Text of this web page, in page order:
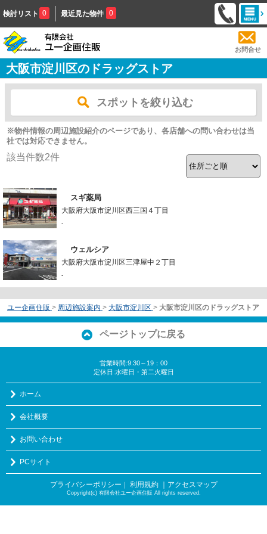
検討リスト 0 最近見た物件 0
お問合せ
大阪市淀川区のドラッグストア
スポットを絞り込む
※物件情報の周辺施設紹介のページであり、各店舗への問い合わせは当
社では対応できません。
該当件数2件
スギ薬局
大阪府大阪市淀川区西三国４丁目
-
ウェルシア
大阪府大阪市淀川区三津屋中２丁目
-
ユー企画住販 > 周辺施設案内 > 大阪市淀川区 > 大阪市淀川区のドラッグストア
ページトップに戻る
営業時間:9:30～19：00
定休日:水曜日・第二火曜日
ホーム
会社概要
お問い合わせ
PCサイト
プライバシーポリシー ｜ 利用規約 ｜アクセスマップ
Copyright(c) 有限会社ユー企画住販 All rights reserved.